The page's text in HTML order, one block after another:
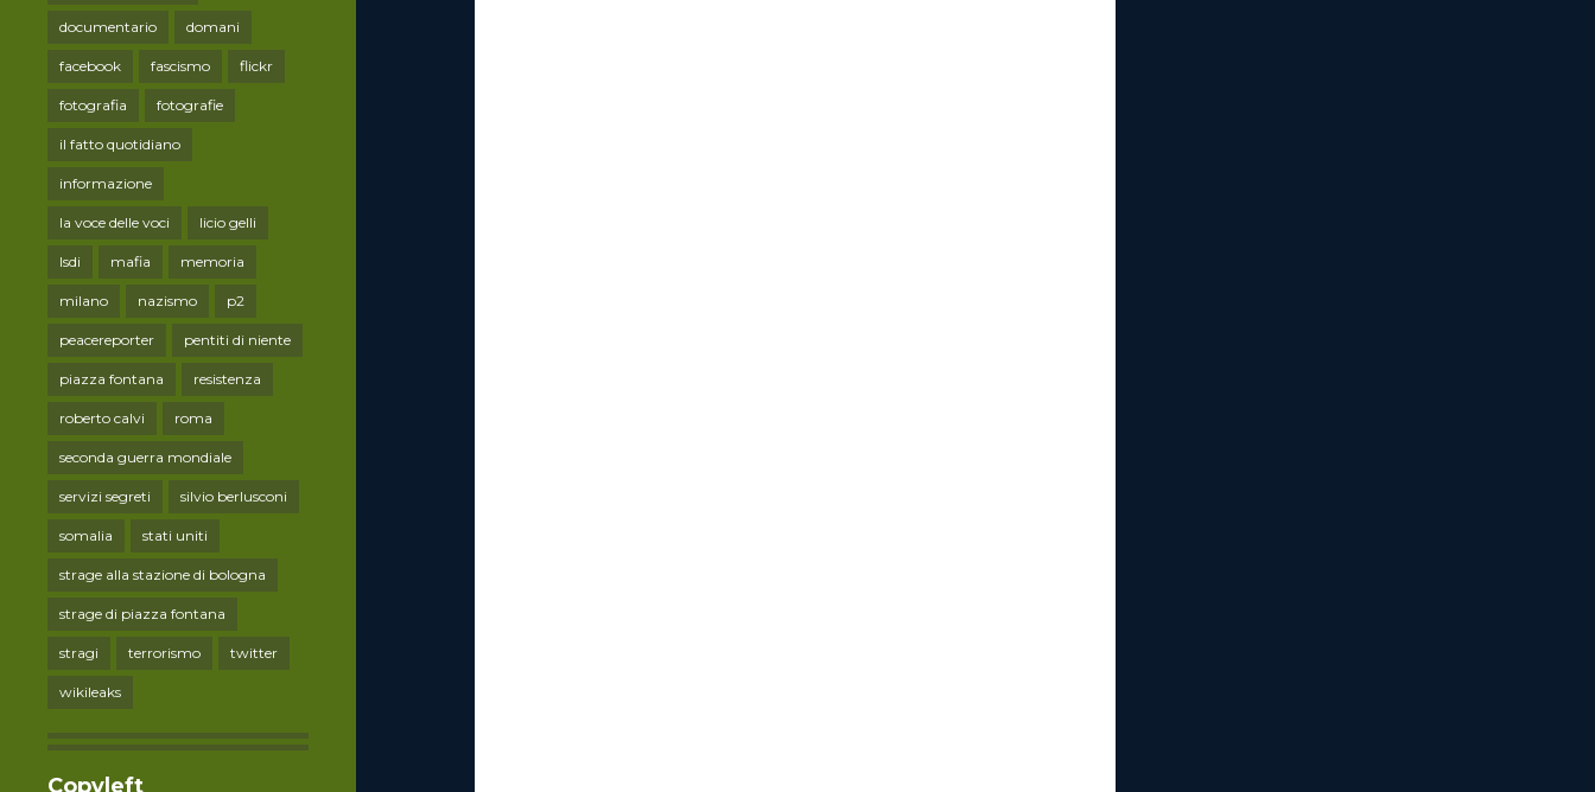
documentario domani
facebook fascismo flickr
fotografia fotografie
il fatto quotidiano
informazione
la voce delle voci licio gelli
lsdi mafia memoria
milano nazismo p2
peacereporter pentiti di niente
piazza fontana resistenza
roberto calvi roma
seconda guerra mondiale
servizi segreti silvio berlusconi
somalia stati uniti
strage alla stazione di bologna
strage di piazza fontana
stragi terrorismo twitter
wikileaks
Copyleft